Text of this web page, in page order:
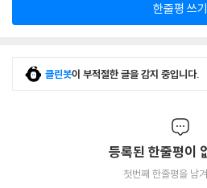
한줄평 쓰기
클린봇이 부적절한 글을 감지 중입니다.
등록된 한줄평이
첫번째 한줄평을 남